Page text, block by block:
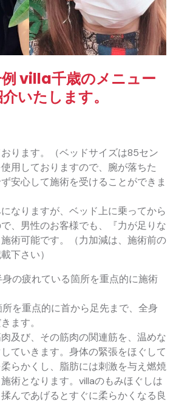
villa千歳のメニュー
いたします。
ります。（ベッドサイズは85セン
用しておりますので、腕が落ちた
安心して施術を受けることができま
なりますが、ベッド上に乗ってから
、男性のお客様でも、『力が足りな
術可能です。（力加減は、施術前の
下さい）
の疲れている箇所を重点的に施術
を重点的に首から足先まで、全身
ます。
及び、その筋肉の関連筋を、温めな
ていきます。身体の緊張をほぐして
らかくし、脂肪には刺激を与え燃焼
術となります。villaのもみほぐしは
揉んであげるとすぐに柔らかくなる良